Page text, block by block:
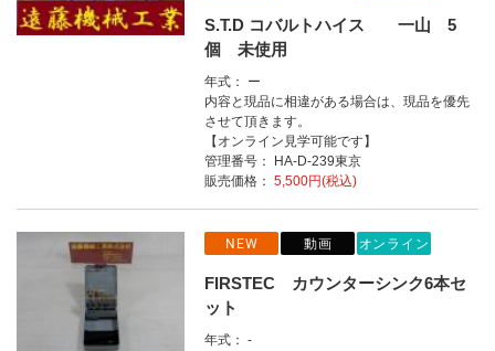
S.T.D コバルトハイス 一山 5
個 未使用
年式： ー
内容と現品に相違がある場合は、現品を優先
させて頂きます。
【オンライン見学可能です】
管理番号： HA-D-239東京
販売価格：5,500円(税込)
NEW 動画 オンライン
FIRSTEC カウンターシンク6本セ
ット
年式： -